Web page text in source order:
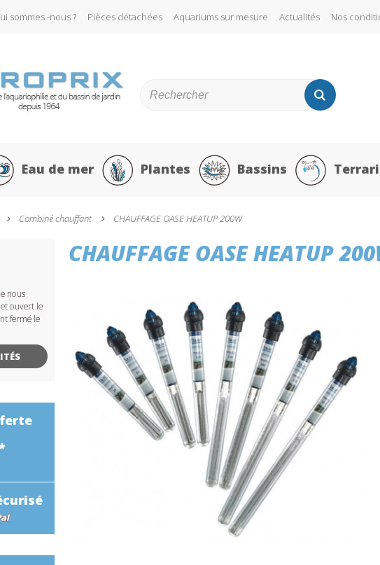
sommes -nous ? Pièces détachées Aquariums sur mesure Actualités Nos
Eau de mer Plantes Bassins
Combiné chauffant CHAUFFAGE OASE HEATUP 200W
CHAUFFAGE OASE HEATUP
nous
ouvert le
fermé le